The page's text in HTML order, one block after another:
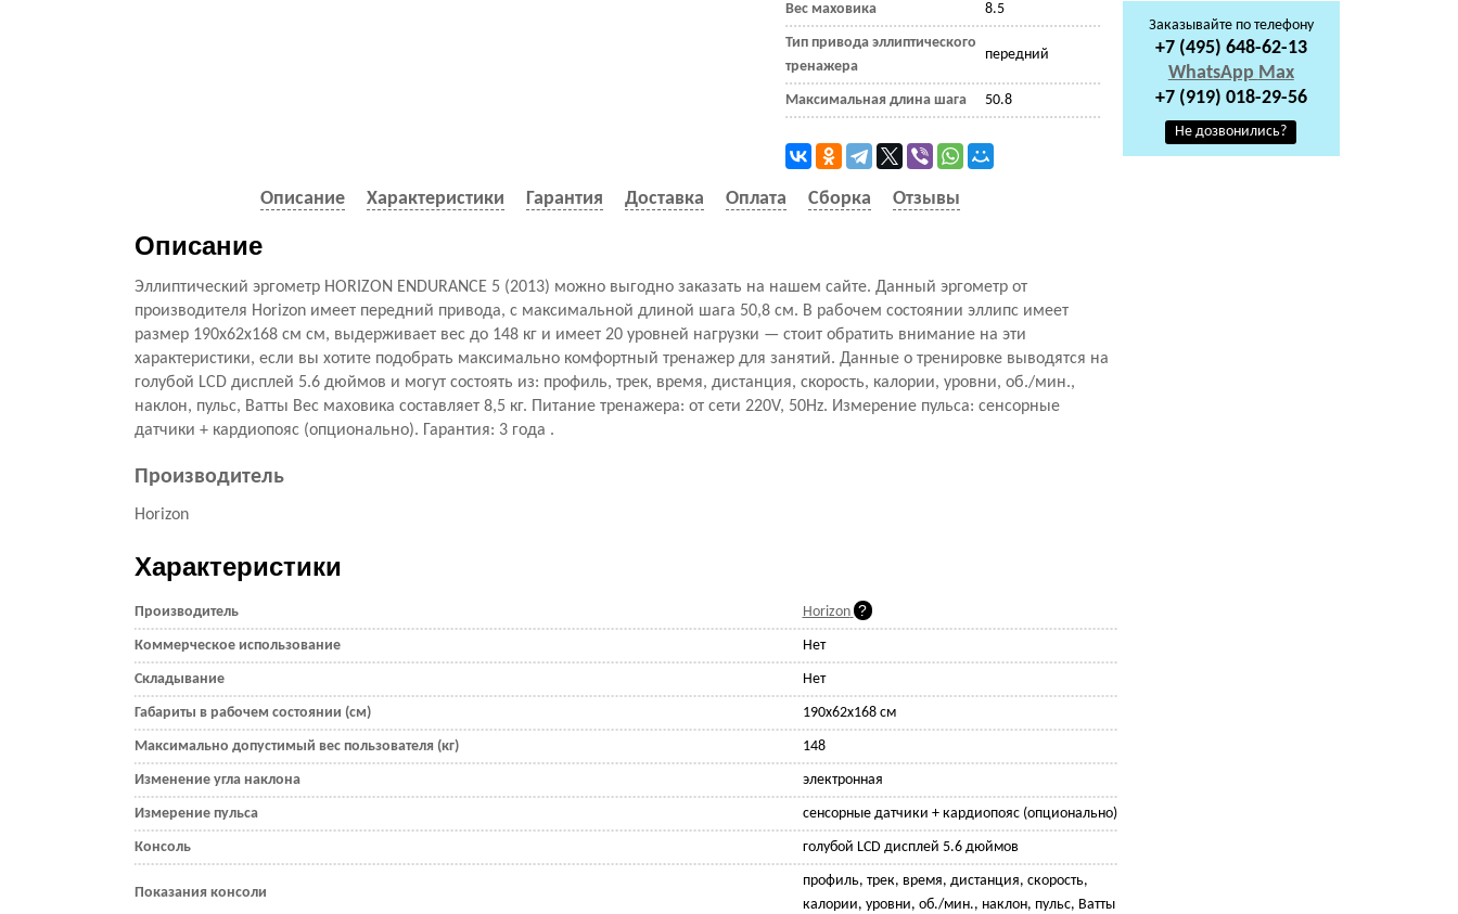
Вес маховика 8.5
Тип привода эллиптического
тренажера
передний
Максимальная длина шага 50.8
Описание Характеристики Гарантия Доставка Оплата Сборка Отзывы
Описание
Эллиптический эргометр HORIZON ENDURANCE 5 (2013) можно выгодно заказать на нашем сайте. Данный эргометр от
производителя Horizon имеет передний привода, с максимальной длиной шага 50,8 см. В рабочем состоянии эллипс имеет
размер 190x62x168 см см, выдерживает вес до 148 кг и имеет 20 уровней нагрузки — стоит обратить внимание на эти
характеристики, если вы хотите подобрать максимально комфортный тренажер для занятий. Данные о тренировке выводятся на
голубой LCD дисплей 5.6 дюймов и могут состоять из: профиль, трек, время, дистанция, скорость, калории, уровни, об./мин.,
наклон, пульс, Ватты Вес маховика составляет 8,5 кг. Питание тренажера: от сети 220V, 50Hz. Измерение пульса: сенсорные
датчики + кардиопояс (опционально). Гарантия: 3 года .
Производитель
Horizon
Характеристики
Производитель Horizon
Коммерческое использование Нет
Складывание Нет
Габариты в рабочем состоянии (см) 190x62x168 см
Максимально допустимый вес пользователя (кг) 148
Изменение угла наклона электронная
Измерение пульса сенсорные датчики + кардиопояс (опционально)
Консоль голубой LCD дисплей 5.6 дюймов
Показания консоли
профиль, трек, время, дистанция, скорость,
калории, уровни, об./мин., наклон, пульс, Ватты
Заказывайте по телефону
+7 (495) 648-62-13
WhatsApp Max
+7 (919) 018-29-56
Не дозвонились?